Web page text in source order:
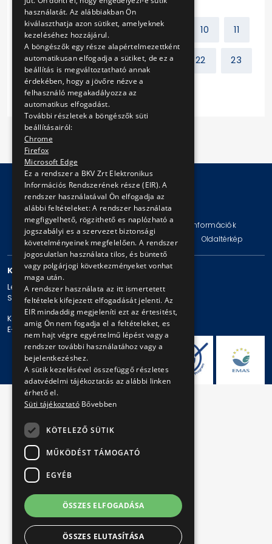
Előző 1 2 ... 10 11
12 13 14 15 ... 22 23
Következő
© Copyright 2026 BKV Zrt.
Impresszum Jogi nyilatkozat
Technikai információk
Adatvédelmi politika és tájékoztatások
Oldaltérkép
KAPCSOLAT
Levelezési cím: 1980 Budapest, Pf. 11.
Székhely: 1980 Budapest, Akácfa u. 15.
Központi telefonszám: + 36 1 461-65-00
E-mail cím: bkv@bkv.hu
használatát. Az alábbiakban Ön
kiválaszthatja azon sütiket, amelyeknek
kezeléséhez hozzájárul.
A böngészők egy része alapértelmezettként
automatikusan elfogadja a sütiket, de ez a
beállítás is megváltoztatható annak
érdekében, hogy a jövőre nézve a
felhasználó megakadályozza az
automatikus elfogadást.
További részletek a böngészők süti
beállításairól:
Chrome
Firefox
Microsoft Edge
Ez a rendszer a BKV Zrt Elektronikus
Információs Rendszerének része (EIR). A
rendszer használatával Ön elfogadja az
alábbi feltételeket: A rendszer használata
megfigyelhető, rögzithető es naplózható a
jogszabályi es a szervezet biztonsági
követelményeinek megfelelően. A rendszer
jogosulatlan használata tilos, és büntető
vagy polgárjogi következményeket vonhat
maga után.
A rendszer használata az itt ismertetett
feltételek kifejezett elfogadását jelenti. Az
EIR mindaddig megjeleníti ezt az értesitést,
amig Ön nem fogadja el a feltételeket, es
nem hajt végre egyértelmű lépést vagy a
rendszer további használatához vagy a
bejelentkezéshez.
A sütik kezelésével összefüggő részletes
adatvédelmi tájékoztatás az alábbi linken
érhető el.
Süti tájékoztató Bővebben
KÖTELEZŐ SÜTIK
MŰKÖDÉST TÁMOGATÓ
EGYÉB
ÖSSZES ELFOGADÁSA
ÖSSZES ELUTASÍTÁSA